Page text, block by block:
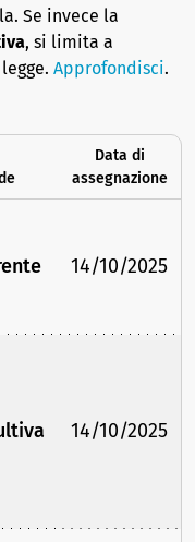
Se invece la
, si limita a
Approfondisci.
Data di
assegnazione
14/10/2025
14/10/2025